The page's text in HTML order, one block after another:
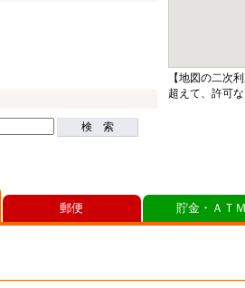
検 索
【地図の二次
超えて、許可
郵便 貯金・ＡＴ